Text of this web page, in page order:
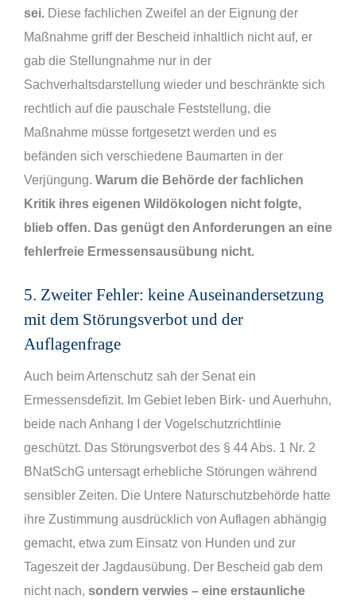
sei. Diese fachlichen Zweifel an der Eignung der
Maßnahme griff der Bescheid inhaltlich nicht auf, er
gab die Stellungnahme nur in der
Sachverhaltsdarstellung wieder und beschränkte sich
rechtlich auf die pauschale Feststellung, die
Maßnahme müsse fortgesetzt werden und es
befänden sich verschiedene Baumarten in der
Verjüngung. Warum die Behörde der fachlichen
Kritik ihres eigenen Wildökologen nicht folgte,
blieb offen. Das genügt den Anforderungen an eine
fehlerfreie Ermessensausübung nicht.
5. Zweiter Fehler: keine Auseinandersetzung
mit dem Störungsverbot und der
Auflagenfrage
Auch beim Artenschutz sah der Senat ein
Ermessensdefizit. Im Gebiet leben Birk- und Auerhuhn,
beide nach Anhang I der Vogelschutzrichtlinie
geschützt. Das Störungsverbot des § 44 Abs. 1 Nr. 2
BNatSchG untersagt erhebliche Störungen während
sensibler Zeiten. Die Untere Naturschutzbehörde hatte
ihre Zustimmung ausdrücklich von Auflagen abhängig
gemacht, etwa zum Einsatz von Hunden und zur
Tageszeit der Jagdausübung. Der Bescheid gab dem
nicht nach, sondern verwies – eine erstaunliche